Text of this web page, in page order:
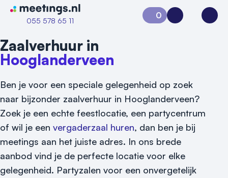
Naar home van Meetings
055 578 65 11
0
Aanvraag 0Inloggen
Zaalverhuur in
Hooglanderveen
Ben je voor een speciale gelegenheid op zoek
naar bijzonder zaalverhuur in Hooglanderveen?
Zoek je een echte feestlocatie, een partycentrum
of wil je een vergaderzaal huren, dan ben je bij
meetings aan het juiste adres. In ons brede
aanbod vind je de perfecte locatie voor elke
gelegenheid. Partyzalen voor een onvergetelijk